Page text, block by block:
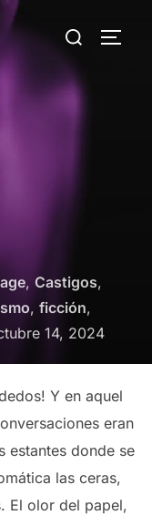
Buscar:
, Castigos,
, ficción,
14, 2024
Y en aquel
eran
estantes donde se
las ceras,
El olor del papel,